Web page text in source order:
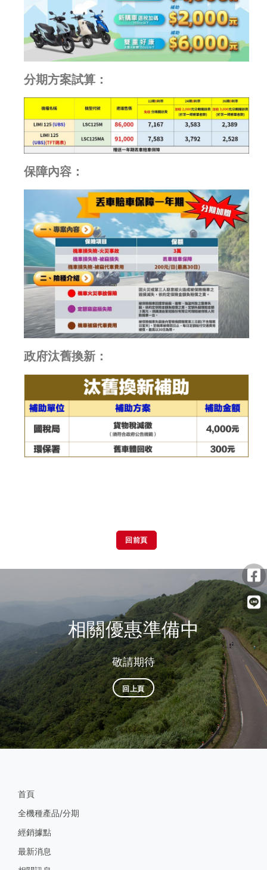
分期方案試算：
保障內容：
政府汰舊換新：
回前頁
相關優惠準備中
敬請期待
回上頁
首頁
全機種產品/分期
經銷據點
最新消息